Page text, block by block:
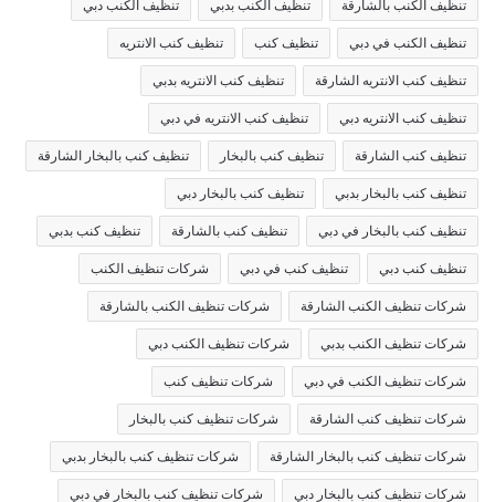
تنظيف الكنب بالشارقة تنظيف الكنب بدبي تنظيف الكنب دبي
تنظيف الكنب في دبي تنظيف كنب تنظيف كنب الانتريه
تنظيف كنب الانتريه الشارقة تنظيف كنب الانتريه بدبي
تنظيف كنب الانتريه دبي تنظيف كنب الانتريه في دبي
تنظيف كنب الشارقة تنظيف كنب بالبخار تنظيف كنب بالبخار الشارقة
تنظيف كنب بالبخار بدبي تنظيف كنب بالبخار دبي
تنظيف كنب بالبخار في دبي تنظيف كنب بالشارقة تنظيف كنب بدبي
تنظيف كنب دبي تنظيف كنب في دبي شركات تنظيف الكنب
شركات تنظيف الكنب الشارقة شركات تنظيف الكنب بالشارقة
شركات تنظيف الكنب بدبي شركات تنظيف الكنب دبي
شركات تنظيف الكنب في دبي شركات تنظيف كنب
شركات تنظيف كنب الشارقة شركات تنظيف كنب بالبخار
شركات تنظيف كنب بالبخار الشارقة شركات تنظيف كنب بالبخار بدبي
شركات تنظيف كنب بالبخار دبي شركات تنظيف كنب بالبخار في دبي